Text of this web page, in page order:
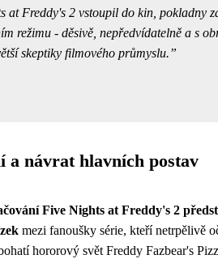
at Freddy's 2 vstoupil do kin, pokladny
režimu - děsivě, nepředvídatelně a s
skeptiky filmového průmyslu.
a návrat hlavních postav
Five Nights at Freddy's 2
mezi fanoušky série, kteří netrpělivě
hororový svět Freddy Fazbear's